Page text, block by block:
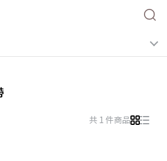
共 1 件商品